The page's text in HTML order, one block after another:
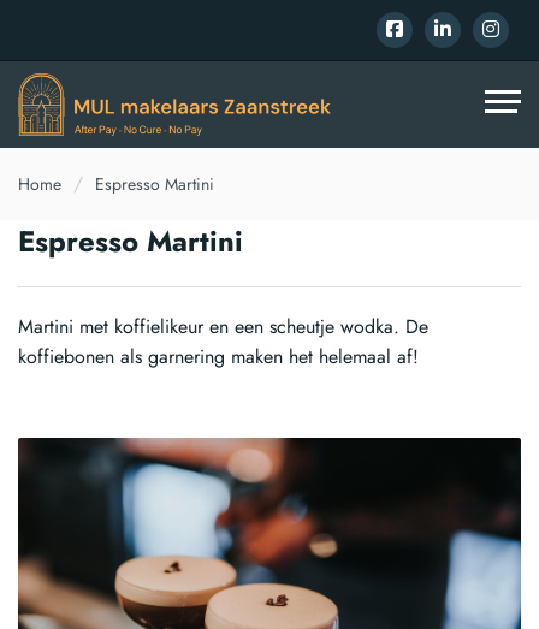
Home Espresso Martini
Espresso Martini
Martini met koffielikeur en een scheutje wodka. De
koffiebonen als garnering maken het helemaal af!